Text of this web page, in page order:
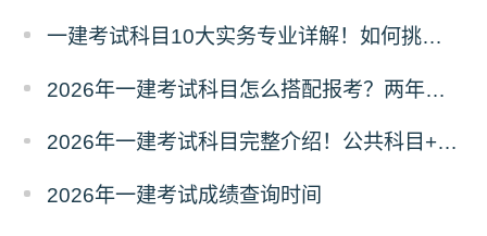
一建考试科目10大实务专业详解！如何挑选？
2026年一建考试科目怎么搭配报考？两年滚动
2026年一建考试科目完整介绍！公共科目+专业科目
2026年一建考试成绩查询时间